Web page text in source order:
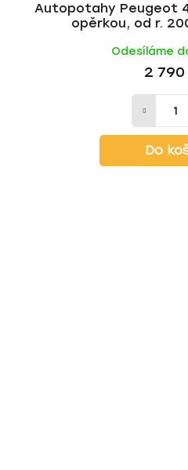
Autopotahy Peugeot
opěrkou, od r.
Odesíláme
2 790
Do